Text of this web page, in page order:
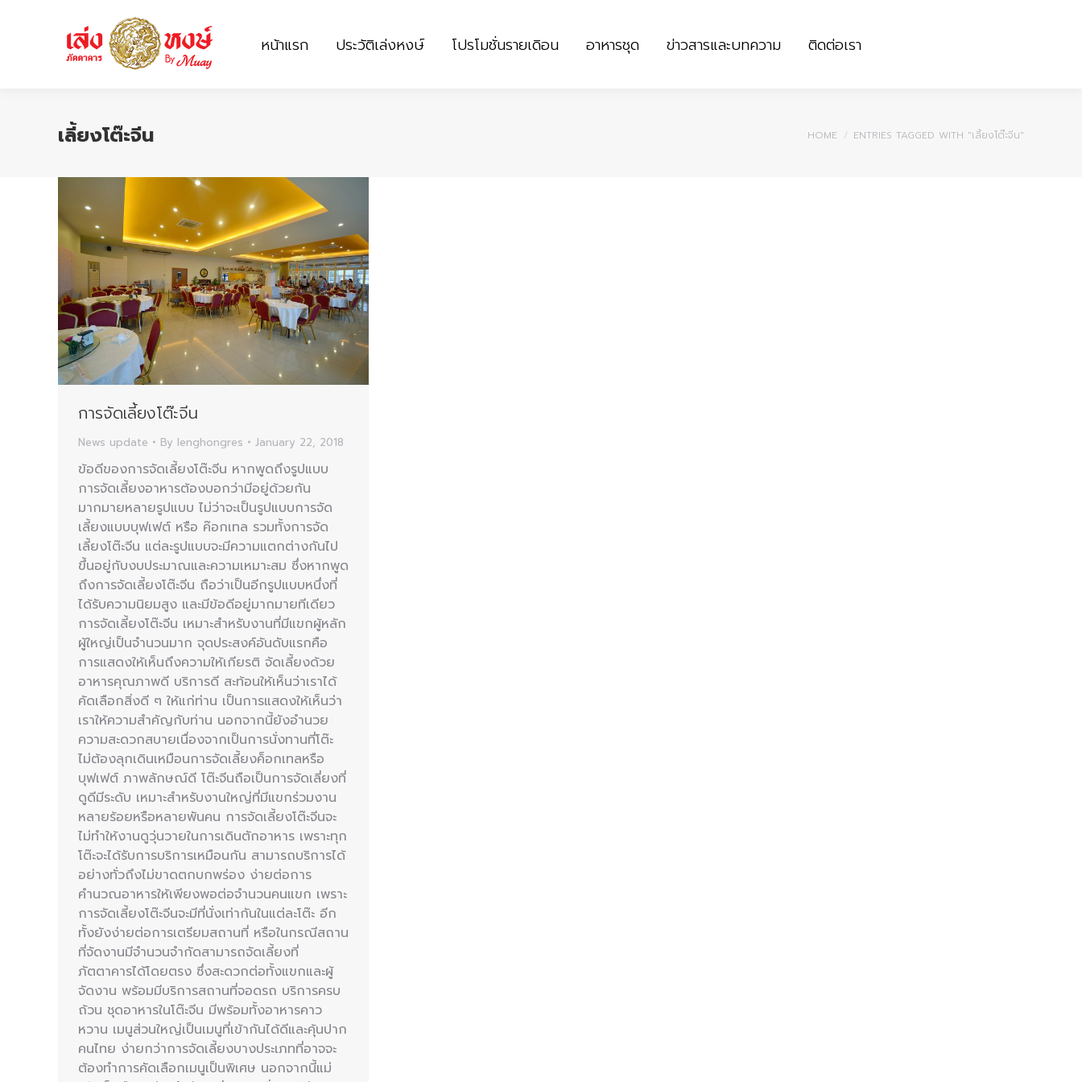
หน้าแรก ประวัติเล่งหงษ์ โปรโมชั่นรายเดิอน อาหารชุด ข่าวสารและบทความ ติดต่อเรา
เลี้ยงโต๊ะจีน You are here:
HOME ENTRIES TAGGED WITH "เลี้ยงโต๊ะจีน"
การจัดเลี้ยงโต๊ะจีน
News update By lenghongres January 22, 2018
ข้อดีของการจัดเลี้ยงโต๊ะจีน หากพูดถึงรูปแบบ
การจัดเลี้ยงอาหารต้องบอกว่ามีอยู่ด้วยกัน
มากมายหลายรูปแบบ ไม่ว่าจะเป็นรูปแบบการจัด
เลี้ยงแบบบุฟเฟต์ หรือ ค๊อกเทล รวมทั้งการจัด
เลี้ยงโต๊ะจีน แต่ละรูปแบบจะมีความแตกต่างกันไป
ขึ้นอยู่กับงบประมาณและความเหมาะสม ซึ่งหากพูด
ถึงการจัดเลี้ยงโต๊ะจีน ถือว่าเป็นอีกรูปแบบหนึ่งที่
ได้รับความนิยมสูง และมีข้อดีอยู่มากมายทีเดียว
การจัดเลี้ยงโต๊ะจีน เหมาะสำหรับงานที่มีแขกผู้หลัก
ผู้ใหญ่เป็นจำนวนมาก จุดประสงค์อันดับแรกคือ
การแสดงให้เห็นถึงความให้เกียรติ จัดเลี้ยงด้วย
อาหารคุณภาพดี บริการดี สะท้อนให้เห็นว่าเราได้
คัดเลือกสิ่งดี ๆ ให้แก่ท่าน เป็นการแสดงให้เห็นว่า
เราให้ความสำคัญกับท่าน นอกจากนี้ยังอำนวย
ความสะดวกสบายเนื่องจากเป็นการนั่งทานที่โต๊ะ
ไม่ต้องลุกเดินเหมือนการจัดเลี้ยงค็อกเทลหรือ
บุฟเฟต์ ภาพลักษณ์ดี โต๊ะจีนถือเป็นการจัดเลี่ยงที่
ดูดีมีระดับ เหมาะสำหรับงานใหญ่ที่มีแขกร่วมงาน
หลายร้อยหรือหลายพันคน การจัดเลี้ยงโต๊ะจีนจะ
ไม่ทำให้งานดูวุ่นวายในการเดินตักอาหาร เพราะทุก
โต๊ะจะได้รับการบริการเหมือนกัน สามารถบริการได้
อย่างทั่วถึงไม่ขาดตกบกพร่อง ง่ายต่อการ
คำนวณอาหารให้เพียงพอต่อจำนวนคนแขก เพราะ
การจัดเลี้ยงโต๊ะจีนจะมีที่นั่งเท่ากันในแต่ละโต๊ะ อีก
ทั้งยังง่ายต่อการเตรียมสถานที่ หรือในกรณีสถาน
ที่จัดงานมีจำนวนจำกัดสามารถจัดเลี้ยงที่
ภัตตาคารได้โดยตรง ซึ่งสะดวกต่อทั้งแขกและผู้
จัดงาน พร้อมมีบริการสถานที่จอดรถ บริการครบ
ถ้วน ชุดอาหารในโต๊ะจีน มีพร้อมทั้งอาหารคาว
หวาน เมนูส่วนใหญ่เป็นเมนูที่เข้ากันได้ดีและคุ้นปาก
คนไทย ง่ายกว่าการจัดเลี้ยงบางประเภทที่อาจจะ
ต้องทำการคัดเลือกเมนูเป็นพิเศษ นอกจากนี้แม่
โปรโมชั่นรายเดิอน